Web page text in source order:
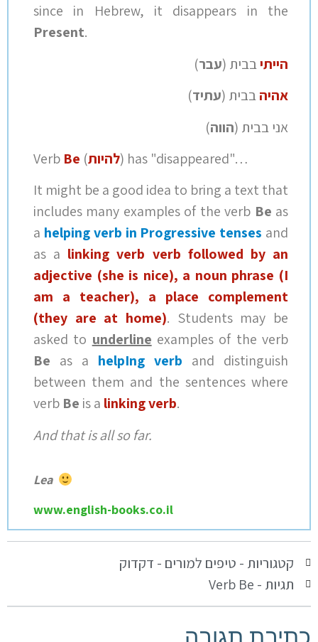
since in Hebrew, it disappears in the
Present.
הייתיבבית (עבר)
אהיהבבית (עתיד)
אני בבית (הווה)
Verb Be (להיות) has "disappeared"…
It might be a good idea to bring a text that
includes many examples of the verb Be as
a helping verb in Progressive tenses and
as a linking verb verb followed by an
adjective (she is nice), a noun phrase (I
am a teacher), a place complement
(they are at home). Students may be
asked to underline examples of the verb
Be as a helpIng verb and distinguish
between them and the sentences where
verb Be is a linking verb.
And that is all so far.
Lea
www.english-books.co.il
קטגוריות - טיפים למורים - דקדוק
תגיות - Verb Be